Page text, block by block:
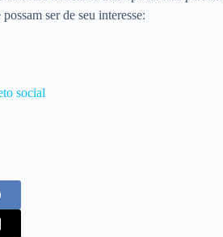
ser de seu interesse:
social